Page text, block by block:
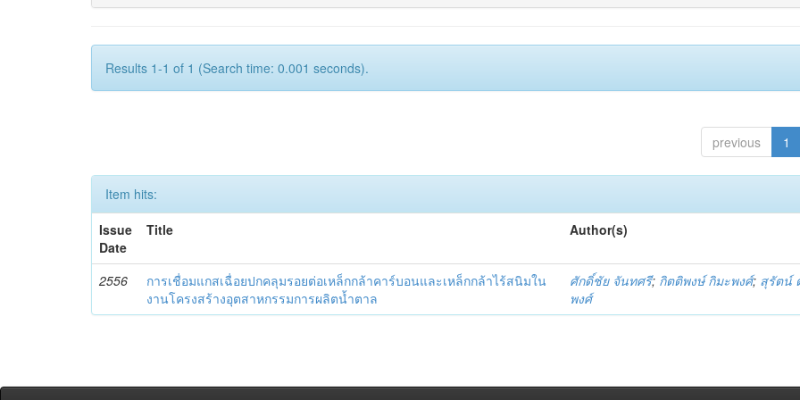
Results 1-1 of 1 (Search time: 0.001 seconds).
previous 1
Item hits:
Issue
Date
Title Author(s)
2556
การเชื่อมแกสเฉื่อยปกคลุมรอยต่อเหล็กกล้าคาร์บอนและเหล็กกล้าไร้สนิมใน
งานโครงสร้างอุตสาหกรรมการผลิตน้ำตาล
ศักดิ์ชัย จันทศรี; กิตติพงษ์ กิมะพงศ์; สุรัตน์
พงศ์